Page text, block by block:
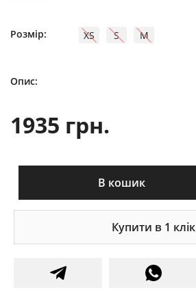
Розмір: XS S M
Опис:
1935 грн.
В кошик
Купити в 1 клік